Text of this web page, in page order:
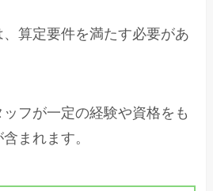
算定要件を満たす必要があ
フが一定の経験や資格をも
まれます。